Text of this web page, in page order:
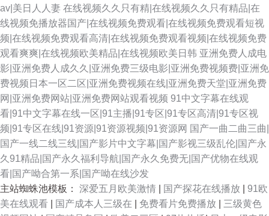
av|美日人人妻 在线视频久久只有精|在线视频久久只有精品|在
线视频免播放器国产|在线视频免费观看|在线视频免费观看短视
频|在线视频免费观看高清|在线视频免费观看视频|在线视频免费
观看爽爽|在线视频欧美精品|在线视频欧美日韩 亚洲免费人成电
影|亚洲免费人成久久|亚洲免费三级电影|亚洲免费视频费|亚洲免
费视频日本一区二区|亚洲免费视频在线|亚洲免费天堂|亚洲免费
网|亚洲免费网站|亚洲免费网站观看视频 91中文字幕在线观
看|91中文字幕在线一区|91主播|91专区|91专区高清|91专区视
频|91专区在线|91资源|91资源视频|91资源网 国产一曲二曲三曲|
国产一线二线三线|国产影片中文字幕|国产影视三级乱伦|国产永
久91精品|国产永久福利导航|国产永久免费无|国产优物在线观
看|国产呦合第一系|国产呦在线沙发
主站蜘蛛池模板： 深爱五月欧美激情 国产探花在线播放
91欧
美在线观看
国产成本人三级在 免费看片免费播放
三级黄色